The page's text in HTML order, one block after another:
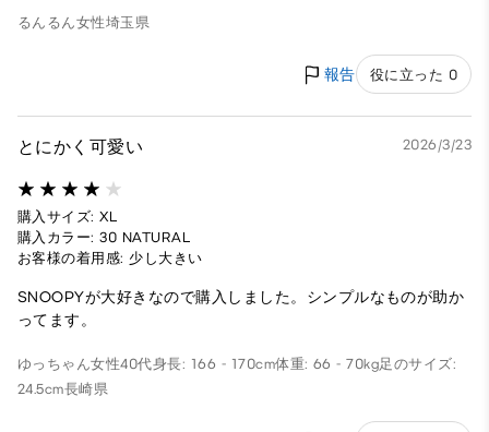
るんるん女性埼玉県
報告 役に立った 0
とにかく可愛い 2026/3/23
購入サイズ: XL
購入カラー: 30 NATURAL
お客様の着用感: 少し大きい
SNOOPYが大好きなので購入しました。シンプルなものが助か
ってます。
ゆっちゃん女性40代身長: 166 - 170cm体重: 66 - 70kg足のサイズ:
24.5cm長崎県